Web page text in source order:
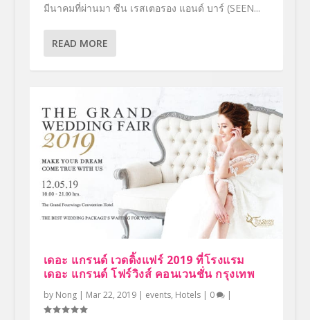
มีนาคมที่ผ่านมา ซีน เรสเตอรอง แอนด์ บาร์ (SEEN...
READ MORE
เดอะ แกรนด์ เวดดิ้งแฟร์ 2019 ที่โรงแรม
เดอะ แกรนด์ โฟร์วิงส์ คอนเวนชั่น กรุงเทพ
by Nong| Mar 22, 2019| events, Hotels| 0 |